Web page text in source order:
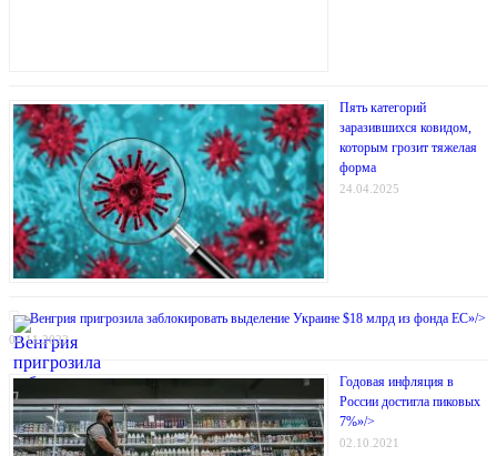
Пять категорий
заразившихся ковидом,
которым грозит тяжелая
форма
24.04.2025
Венгрия пригрозила заблокировать выделение Украине $18 млрд из фонда ЕС»/>
08.11.2022
Годовая инфляция в
России достигла пиковых
7%»/>
02.10.2021